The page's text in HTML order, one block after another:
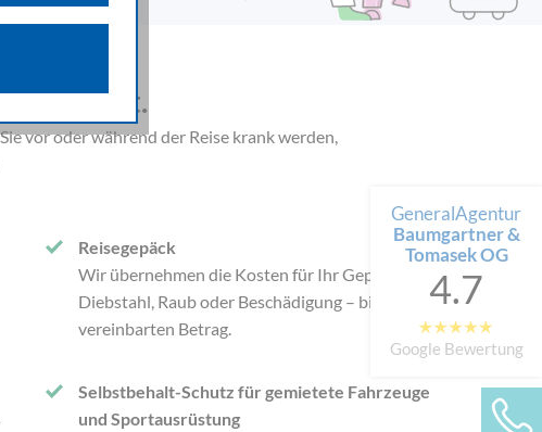
GeneralAgentur
Baumgartner &
Tomasek OG
4.7
Google Bewertung
ist.
vor oder während der Reise krank werden,
Reisegepäck
Wir übernehmen die Kosten für Ihr Gepäck bei
Diebstahl, Raub oder Beschädigung – bis zum
vereinbarten Betrag.
Selbstbehalt-Schutz für gemietete Fahrzeuge
und Sportausrüstung
die Zugriffsquellen
gestellten
und werden von
Seite als auch